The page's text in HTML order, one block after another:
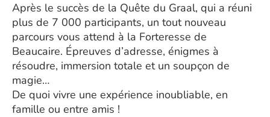
Après le succès de la Quête du Graal, qui a réuni
plus de 7 000 participants, un tout nouveau
parcours vous attend à la Forteresse de
Beaucaire. Épreuves d’adresse, énigmes à
résoudre, immersion totale et un soupçon de
magie…
De quoi vivre une expérience inoubliable, en
famille ou entre amis !